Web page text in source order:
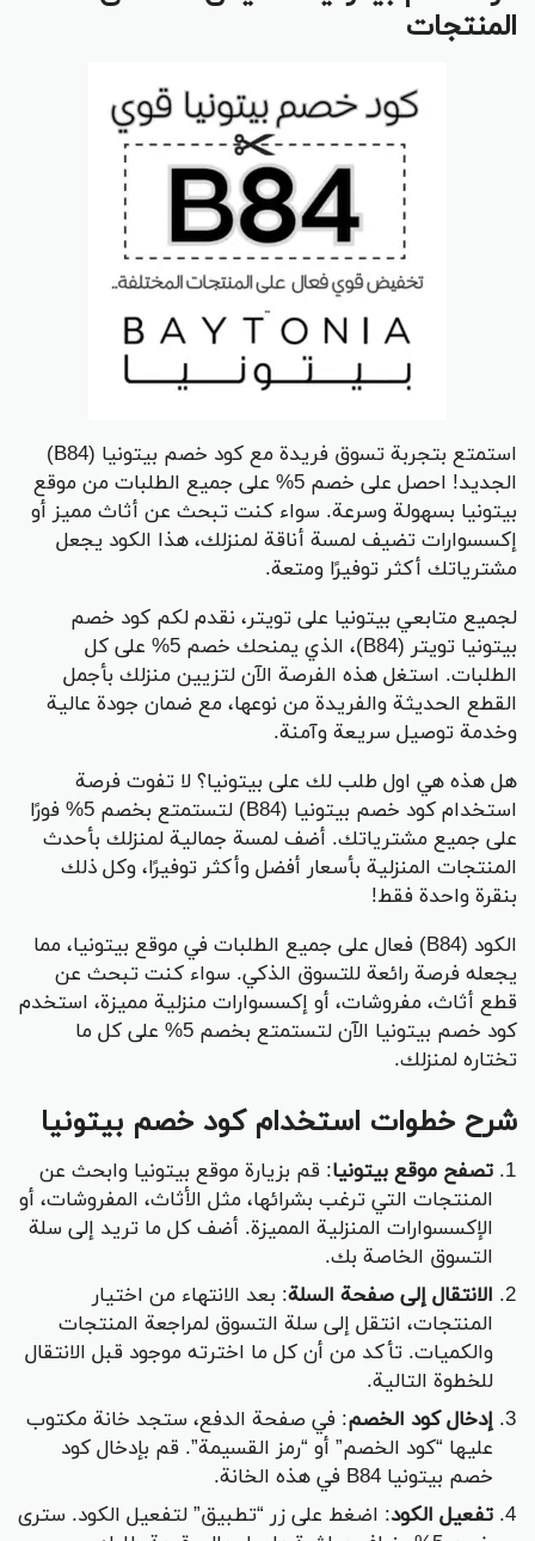
المنتجات
استمتع بتجربة تسوق فريدة مع كود خصم بيتونيا (B84)
الجديد! احصل على خصم 5% على جميع الطلبات من موقع
بيتونيا بسهولة وسرعة. سواء كنت تبحث عن أثاث مميز أو
إكسسوارات تضيف لمسة أناقة لمنزلك، هذا الكود يجعل
مشترياتك أكثر توفيرًا ومتعة.
لجميع متابعي بيتونيا على تويتر، نقدم لكم كود خصم
بيتونيا تويتر (B84)، الذي يمنحك خصم 5% على كل
الطلبات. استغل هذه الفرصة الآن لتزيين منزلك بأجمل
القطع الحديثة والفريدة من نوعها، مع ضمان جودة عالية
وخدمة توصيل سريعة وآمنة.
هل هذه هي اول طلب لك على بيتونيا؟ لا تفوت فرصة
استخدام كود خصم بيتونيا (B84) لتستمتع بخصم 5% فورًا
على جميع مشترياتك. أضف لمسة جمالية لمنزلك بأحدث
المنتجات المنزلية بأسعار أفضل وأكثر توفيرًا، وكل ذلك
بنقرة واحدة فقط!
الكود (B84) فعال على جميع الطلبات في موقع بيتونيا، مما
يجعله فرصة رائعة للتسوق الذكي. سواء كنت تبحث عن
قطع أثاث، مفروشات، أو إكسسوارات منزلية مميزة، استخدم
كود خصم بيتونيا الآن لتستمتع بخصم 5% على كل ما
تختاره لمنزلك.
شرح خطوات استخدام كود خصم بيتونيا
تصفح موقع بيتونيا: قم بزيارة موقع بيتونيا وابحث عن
المنتجات التي ترغب بشرائها، مثل الأثاث، المفروشات، أو
الإكسسوارات المنزلية المميزة. أضف كل ما تريد إلى سلة
التسوق الخاصة بك.
الانتقال إلى صفحة السلة: بعد الانتهاء من اختيار
المنتجات، انتقل إلى سلة التسوق لمراجعة المنتجات
والكميات. تأكد من أن كل ما اخترته موجود قبل الانتقال
للخطوة التالية.
إدخال كود الخصم: في صفحة الدفع، ستجد خانة مكتوب
عليها “كود الخصم” أو “رمز القسيمة”. قم بإدخال كود
خصم بيتونيا B84 في هذه الخانة.
تفعيل الكود: اضغط على زر “تطبيق” لتفعيل الكود. سترى